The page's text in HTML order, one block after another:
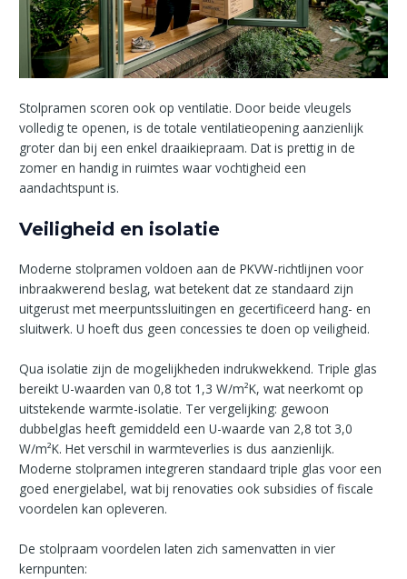
Stolpramen scoren ook op ventilatie. Door beide vleugels
volledig te openen, is de totale ventilatieopening aanzienlijk
groter dan bij een enkel draaikiepraam. Dat is prettig in de
zomer en handig in ruimtes waar vochtigheid een
aandachtspunt is.
Veiligheid en isolatie
Moderne stolpramen voldoen aan de PKVW-richtlijnen voor
inbraakwerend beslag, wat betekent dat ze standaard zijn
uitgerust met meerpuntssluitingen en gecertificeerd hang- en
sluitwerk. U hoeft dus geen concessies te doen op veiligheid.
Qua isolatie zijn de mogelijkheden indrukwekkend. Triple glas
bereikt U-waarden van 0,8 tot 1,3 W/m²K, wat neerkomt op
uitstekende warmte-isolatie. Ter vergelijking: gewoon
dubbelglas heeft gemiddeld een U-waarde van 2,8 tot 3,0
W/m²K. Het verschil in warmteverlies is dus aanzienlijk.
Moderne stolpramen integreren standaard triple glas voor een
goed energielabel, wat bij renovaties ook subsidies of fiscale
voordelen kan opleveren.
De stolpraam voordelen laten zich samenvatten in vier
kernpunten: